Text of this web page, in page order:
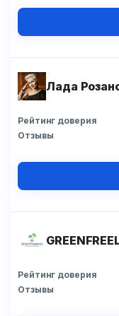
Лада
Рейтинг доверия
Отзывы
Рейтинг доверия
Отзывы